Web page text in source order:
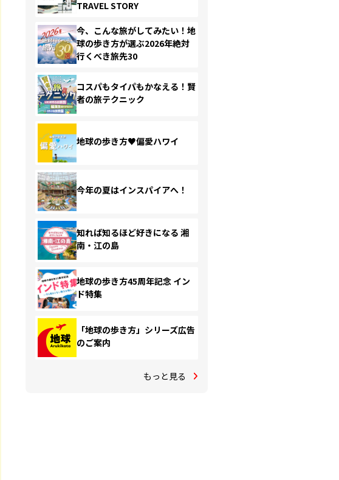
TRAVEL STORY
今、こんな旅がしてみたい！地
球の歩き方が選ぶ2026年絶対
行くべき旅先30
コスパもタイパもかなえる！賢
者の旅テクニック
地球の歩き方♥偏愛ハワイ
今年の夏はインスパイアへ！
知れば知るほど好きになる 湘
南・江の島
地球の歩き方45周年記念 イン
ド特集
「地球の歩き方」シリーズ広告
のご案内
もっと見る